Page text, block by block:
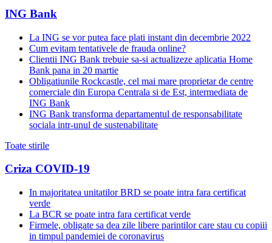
ING Bank
La ING se vor putea face plati instant din decembrie 2022
Cum evitam tentativele de frauda online?
Clientii ING Bank trebuie sa-si actualizeze aplicatia Home
Bank pana in 20 martie
Obligatiunile Rockcastle, cel mai mare proprietar de centre
comerciale din Europa Centrala si de Est, intermediata de
ING Bank
ING Bank transforma departamentul de responsabilitate
sociala intr-unul de sustenabilitate
Toate stirile
Criza COVID-19
In majoritatea unitatilor BRD se poate intra fara certificat
verde
La BCR se poate intra fara certificat verde
Firmele, obligate sa dea zile libere parintilor care stau cu copiii
in timpul pandemiei de coronavirus